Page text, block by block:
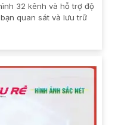
32 kênh và hỗ trợ độ
quan sát và lưu trữ